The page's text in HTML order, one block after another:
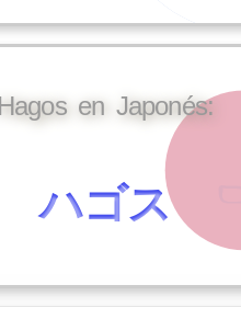
Hagos en Japonés:
ハゴス